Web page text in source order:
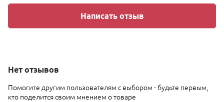
Нет отзывов
Помогите другим пользователям с выбором - будьте первым,
кто поделится своим мнением о товаре
Написать отзыв